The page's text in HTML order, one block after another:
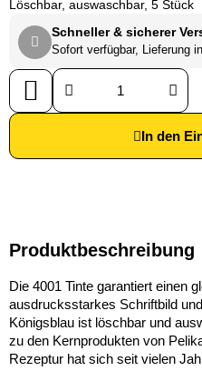
Löschbar, auswaschbar, 5 Stück
Schneller & sicherer
Sofort verfügbar, Lieferung
In den
Produktbeschreibung
Die 4001 Tinte garantiert einen
ausdrucksstarkes Schriftbild
Königsblau ist löschbar und
zu den Kernprodukten von
Rezeptur hat sich seit vielen